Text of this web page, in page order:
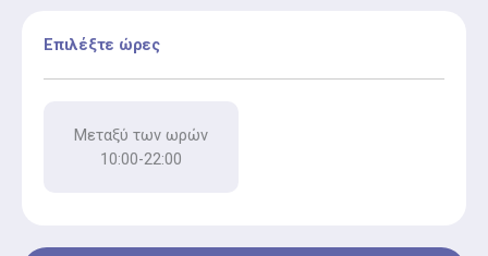
Επιλέξτε ώρες
Μεταξύ των ωρών
10:00-22:00